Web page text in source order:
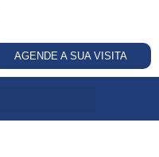
AGENDE A SUA VISITA